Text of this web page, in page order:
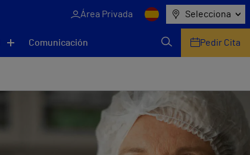
Área Privada Selecciona
Comunicación Pedir Cita